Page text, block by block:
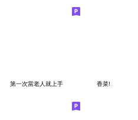
第一次當老人就上手 香菜!